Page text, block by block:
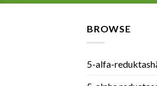
BROWSE
5-alfa-